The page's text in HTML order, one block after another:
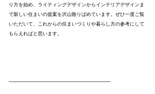
り方を始め、ライティングデザインからインテリアデザインま
で新しい住まいの提案を沢山散りばめています。ぜひ一度ご覧
いただいて、これからの住まいづくりや暮らし方の参考にして
もらえればと思います。
---------------------------------------------------------------------------------------------------------